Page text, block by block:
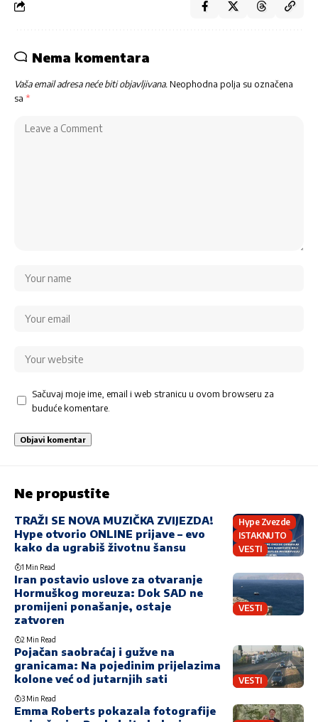
Nema komentara
Vaša email adresa neće biti objavljivana. Neophodna polja su označena
sa *
Sačuvaj moje ime, email i web stranicu u ovom browseru za
buduće komentare.
Ne propustite
Hype Zvezde
ISTAKNUTO
VESTI
TRAŽI SE NOVA MUZIČKA ZVIJEZDA!
Hype otvorio ONLINE prijave – evo
kako da ugrabiš životnu šansu
1 Min Read
VESTI
Iran postavio uslove za otvaranje
Hormuškog moreuza: Dok SAD ne
promijeni ponašanje, ostaje
zatvoren
2 Min Read
VESTI
Pojačan saobraćaj i gužve na
granicama: Na pojedinim prijelazima
kolone već od jutarnjih sati
3 Min Read
Emma Roberts pokazala fotografije